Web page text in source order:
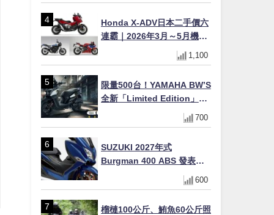
Honda X-ADV日本二手價六
連霸｜2026年3月～5月機車
轉售排行榜 CBR1000RR-R
FIREBLADE SP首度躋身前
1,100
限量500台！YAMAHA BW’S
全新「Limited Edition」都
市探索限定色 GOOPiMADE
聯名包同步登場
700
SUZUKI 2027年式
Burgman 400 ABS 發表！
8/18日本上市、支援E10汽油
售價98萬100日圓
600
榴槤100公斤、鮪魚60公斤照